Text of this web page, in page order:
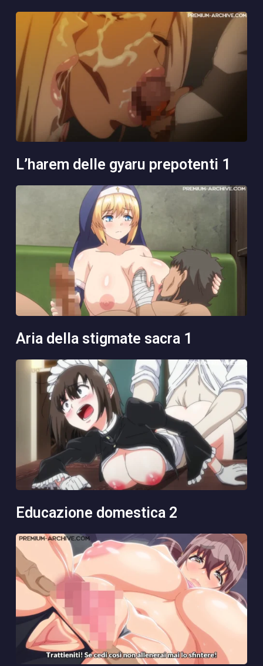
l’harem delle gyaru prepotenti 1
aria della stigmate sacra 1
educazione domestica 2